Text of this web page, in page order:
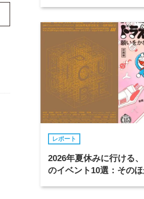
レポート
2026年夏休みに行ける
のイベント10選：その